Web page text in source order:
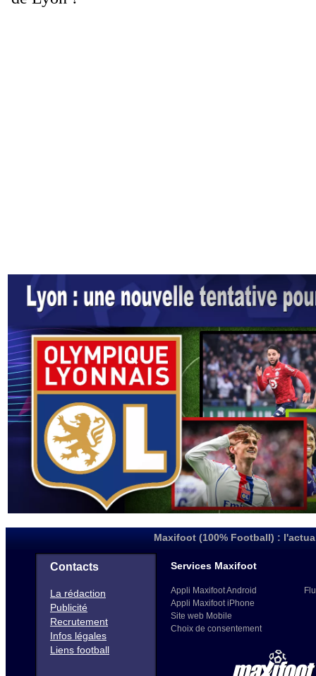
Maxifoot (100% Football) :
Contacts
La rédaction
Publicité
Recrutement
Infos légales
Liens football
Services Maxifoot
Appli Maxifoot Android
Appli Maxifoot iPhone
Site web Mobile
Choix de consentement